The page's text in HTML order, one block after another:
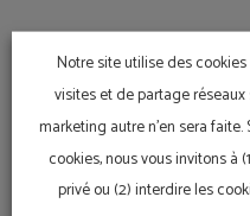
Un événement de
mois placé sous le
En
Notre site utilise des
visites et de partage
marketing autre n'en sera
cookies, nous vous invitons à
privé ou (2) interdire les